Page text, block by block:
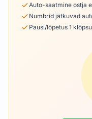
Auto-saatmine ostja
Numbrid jätkuvad
Pausi/lõpetus 1